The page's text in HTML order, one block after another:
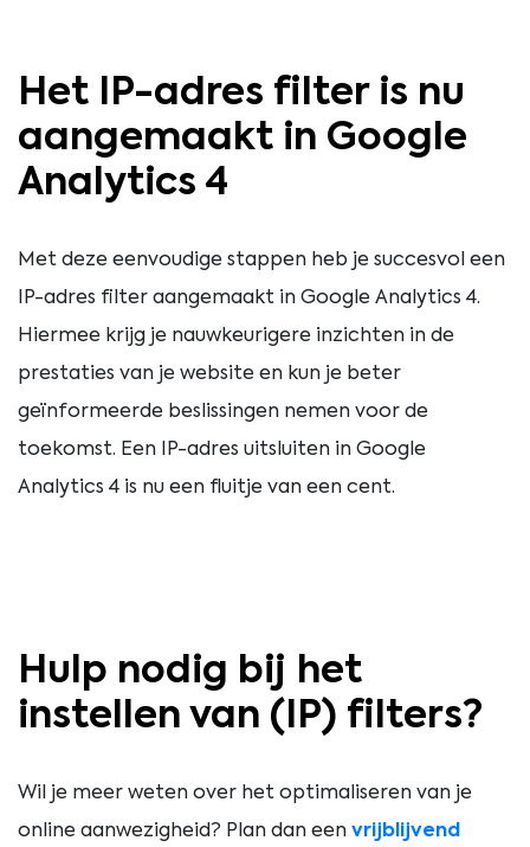
Het IP-adres filter is nu
aangemaakt in Google
Analytics 4
Met deze eenvoudige stappen heb je succesvol een
IP-adres filter aangemaakt in Google Analytics 4.
Hiermee krijg je nauwkeurigere inzichten in de
prestaties van je website en kun je beter
geïnformeerde beslissingen nemen voor de
toekomst. Een IP-adres uitsluiten in Google
Analytics 4 is nu een fluitje van een cent.
Hulp nodig bij het
instellen van (IP) filters?
Wil je meer weten over het optimaliseren van je
online aanwezigheid? Plan dan een vrijblijvend